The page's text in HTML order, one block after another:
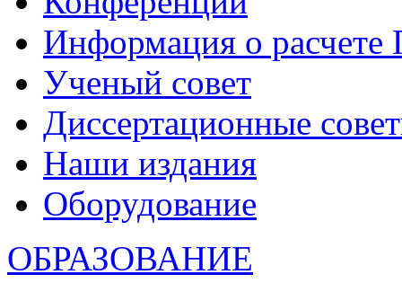
Информация о
Ученый совет
Диссертационные
Наши издания
Оборудование
ОБРАЗОВАНИЕ